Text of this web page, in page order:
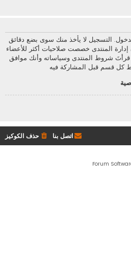
التسجيل لا يأخذ منك سوى بضع دقائق
المنتدى خصصت صلاحيات أكثر للأعضاء
قرأتَ شروط المنتدى وسياساته وأنك موافق
كل قسم قبل المشاركة فيه
حذف الكوكيز اتصل بنا